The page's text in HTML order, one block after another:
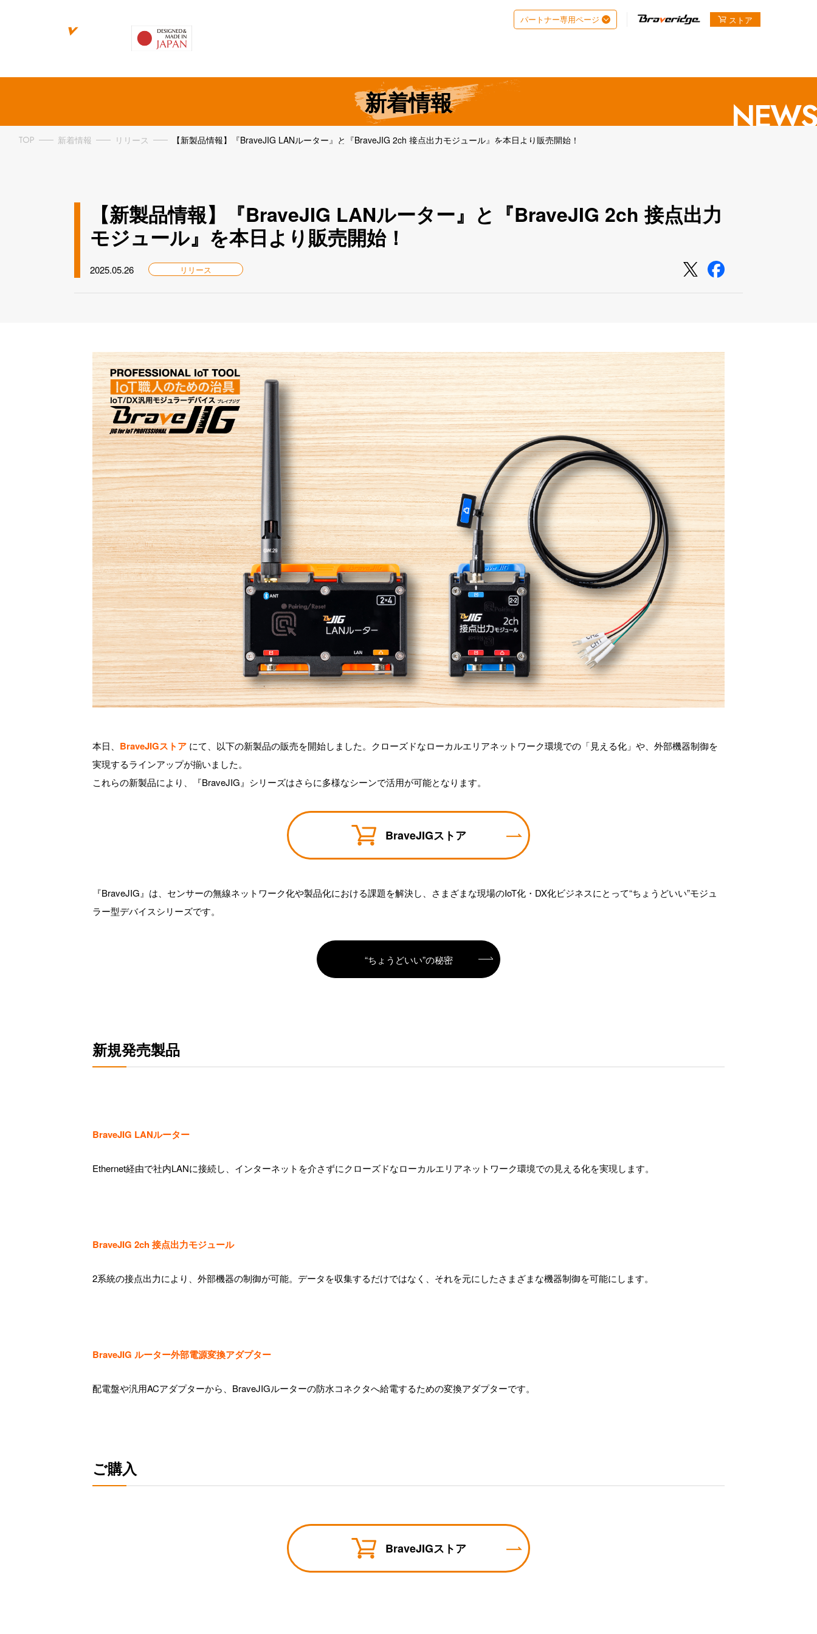
BraveJIG
パートナー専用ページ ストア
新着情報 NEWS
TOP 新着情報 リリース 【新製品情報】『BraveJIG LANルーター』と『BraveJIG 2ch 接点出力モジュール』を本日より販売開始！
【新製品情報】『BraveJIG LANルーター』と『BraveJIG 2ch 接点出力
モジュール』を本日より販売開始！
2025.05.26 リリース
本日、 BraveJIGストア にて、以下の新製品の販売を開始しました。クローズドなローカルエリアネットワーク環境での「見える化」や、外部機器制御を
実現するラインアップが揃いました。
これらの新製品により、『BraveJIG』シリーズはさらに多様なシーンで活用が可能となります。
BraveJIGストア
『BraveJIG』は、センサーの無線ネットワーク化や製品化における課題を解決し、さまざまな現場のIoT化・DX化ビジネスにとって“ちょうどいい”モジュ
ラー型デバイスシリーズです。
“ちょうどいい”の秘密
新規発売製品
BraveJIG LANルーター
Ethernet経由で社内LANに接続し、インターネットを介さずにクローズドなローカルエリアネットワーク環境での見える化を実現します。
BraveJIG 2ch 接点出力モジュール
2系統の接点出力により、外部機器の制御が可能。データを収集するだけではなく、それを元にしたさまざまな機器制御を可能にします。
BraveJIG ルーター外部電源変換アダプター
配電盤や汎用ACアダプターから、BraveJIGルーターの防水コネクタへ給電するための変換アダプターです。
ご購入
BraveJIGストア